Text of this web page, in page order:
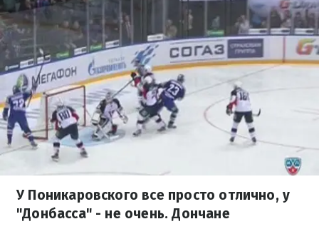
У Поникаровского все просто отлично, у
"Донбасса" - не очень. Дончане